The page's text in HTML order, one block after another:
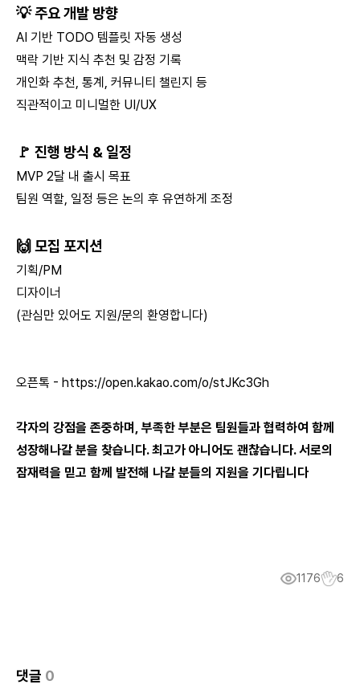
💡 주요 개발 방향
AI 기반 TODO 템플릿 자동 생성
맥락 기반 지식 추천 및 감정 기록
개인화 추천, 통계, 커뮤니티 챌린지 등
직관적이고 미니멀한 UI/UX
🚩 진행 방식 & 일정
MVP 2달 내 출시 목표
팀원 역할, 일정 등은 논의 후 유연하게 조정
🙌 모집 포지션
기획/PM
디자이너
(관심만 있어도 지원/문의 환영합니다)
오픈톡 - https://open.kakao.com/o/stJKc3Gh
각자의 강점을 존중하며, 부족한 부분은 팀원들과 협력하여 함께
성장해나갈 분을 찾습니다. 최고가 아니어도 괜찮습니다. 서로의
잠재력을 믿고 함께 발전해 나갈 분들의 지원을 기다립니다
1176 6
댓글 0